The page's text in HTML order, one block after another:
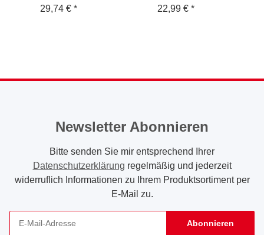
Pumpsprüher 1,5 L
29,74 € *
Pumpsprüher 1,5 Liter
22,99 € *
Newsletter Abonnieren
Bitte senden Sie mir entsprechend Ihrer
Datenschutzerklärung regelmäßig und jederzeit
widerruflich Informationen zu Ihrem Produktsortiment per
E-Mail zu.
Abonnieren